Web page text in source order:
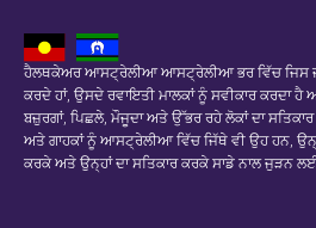
ਹੈਲਥਕੇਅਰ ਆਸਟ੍ਰੇਲੀਆ ਆਸਟ੍ਰੇਲੀਆ ਭਰ ਵਿੱਚ ਜਿਸ
ਕਰਦੇ ਹਾਂ, ਉਸਦੇ ਰਵਾਇਤੀ ਮਾਲਕਾਂ ਨੂੰ ਸਵੀਕਾਰ ਕਰਦਾ ਹੈ
ਬਜ਼ੁਰਗਾਂ, ਪਿਛਲੇ, ਮੌਜੂਦਾ ਅਤੇ ਉੱਭਰ ਰਹੇ ਲੋਕਾਂ ਦਾ
ਅਤੇ ਗਾਹਕਾਂ ਨੂੰ ਆਸਟ੍ਰੇਲੀਆ ਵਿੱਚ ਜਿੱਥੇ ਵੀ ਉਹ ਹਨ,
ਕਰਕੇ ਅਤੇ ਉਨ੍ਹਾਂ ਦਾ ਸਤਿਕਾਰ ਕਰਕੇ ਸਾਡੇ ਨਾਲ ਜੁੜਨ